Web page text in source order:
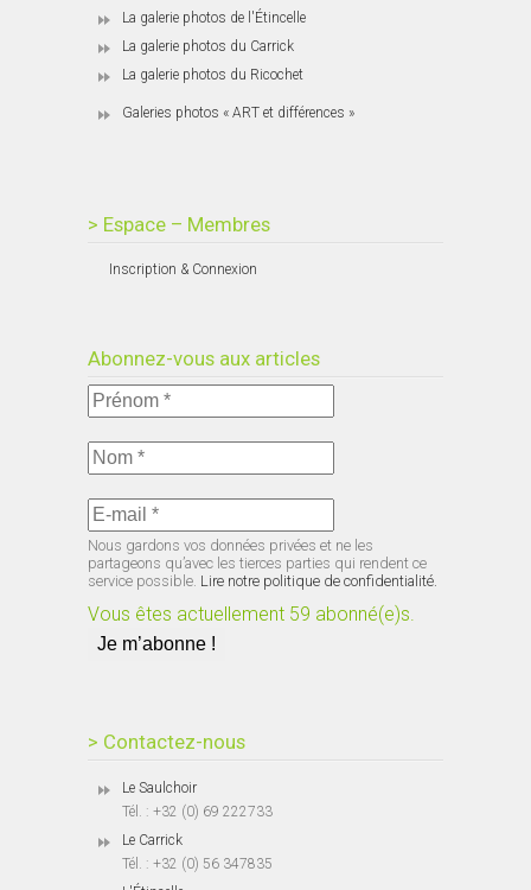
La galerie photos de l'Étincelle
La galerie photos du Carrick
La galerie photos du Ricochet
Galeries photos « ART et différences »
> Espace – Membres
Inscription & Connexion
Abonnez-vous aux articles
Nous gardons vos données privées et ne les
partageons qu’avec les tierces parties qui rendent ce
service possible. Lire notre politique de confidentialité.
Vous êtes actuellement 59 abonné(e)s.
> Contactez-nous
Le Saulchoir
Tél. : +32 (0) 69 222733
Le Carrick
Tél. : +32 (0) 56 347835